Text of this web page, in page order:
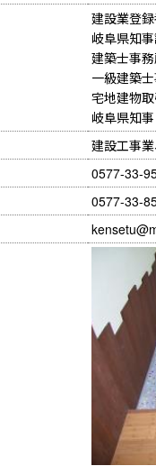
建設業登
岐阜県知
建築士事
一級建築
宅地建物
岐阜県知
建設工事
0577-33-
0577-33-